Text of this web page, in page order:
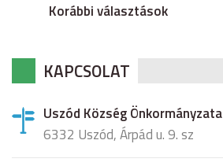
Korábbi választások
KAPCSOLAT
Uszód Község Önkormányzata
6332 Uszód, Árpád u. 9. sz